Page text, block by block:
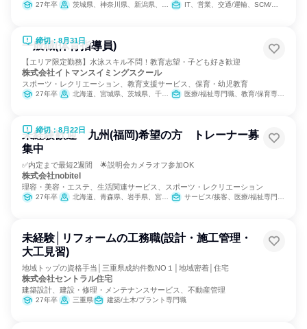
27年卒 茨城県、神奈川県、新潟県、富山県、石川県、福井県、静岡県、愛知県、三重県、京都府、大阪府、兵庫県、岡山県、広島県、徳島県、香川県 IT、営業、交通/運輸、SCM/生産管理/購買/物流
締切：8月31日
一般職(体育指導員)
【エリア限定勤務】水泳スキル不問！教育志望・子ども好き歓迎
株式会社イトマンスイミングスクール
スポーツ・レクリエーション、教育支援サービス、保育・幼児教育
27年卒 北海道、宮城県、茨城県、千葉県、東京都、神奈川県、静岡県、愛知県、三重県、京都府、大阪府、兵庫県、奈良県、福岡県 医療/福祉専門職、教育/保育専門職
締切：8月22日
未経験歓迎 九州(福岡)希望の方 トレーナー募
集中
✅内定まで最短2週間 🌟説明会カメラオフ参加OK
株式会社nobitel
理容・美容・エステ、生活関連サービス、スポーツ・レクリエーション
27年卒 北海道、青森県、岩手県、宮城県、秋田県、山形県、福島県、茨城県、栃木県、群馬県、埼玉県、千葉県、東京都、神奈川県、新潟県、富山県、石川県、福井県、山梨県、長野県、岐阜県、静岡県、愛知県、三重県、滋賀県、京都府、大阪府、兵庫県、奈良県、和歌山県、鳥取県、島根県、岡山県、広島県、山口県、徳島県、香川県、愛媛県、高知県、福岡県、佐賀県、長崎県、熊本県、大分県、宮崎県、鹿児島県、沖縄県 サービス/接客、医療/福祉専門職、教育/保育専門職、小売販売/流通
未経験│リフォームの工務職(設計・施工管理・
大工見習)
地域トップの資格手当│三重県成約件数NO１│地域密着│住宅
株式会社セントラル住宅
建築設計、建設・修理・メンテナンスサービス、不動産管理
27年卒 三重県 建築/土木/プラント専門職